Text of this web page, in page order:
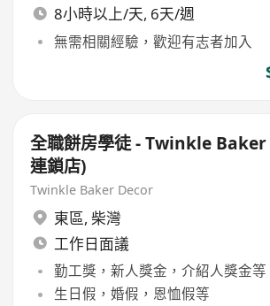
8小時以上/天, 6天/週
無需相關經驗，歡迎有志者加入
全職餅房學徒 - Twinkle
連鎖店)
Twinkle Baker Decor
東區, 柴灣
工作日面議
勤工獎，新人獎金，介紹人獎金等
生日假，婚假，恩恤假等